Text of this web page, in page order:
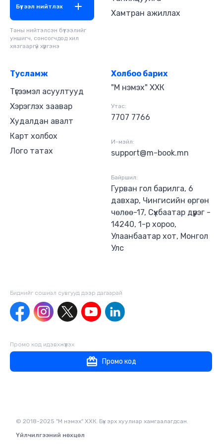
Бүтээл нийтлэх
Таны нийтэлсэн бүтээлийг
уншигч, сонсогчдод хил
хязгааргүй хүргэнэ
Хамтран ажиллах
Тусламж
Түгээмэл асуултууд
Хэрэглэх заавар
Худалдан авалт
Карт холбох
Лого татах
Холбоо барих
"М нэмэх" ХХК
Утас:
7707 7766
И-мэйл:
support@m-book.mn
Байршил:
Гурван гол барилга, 6
давхар, Чингисийн өргөн
чөлөө-17, Сүхбаатар дүүрэг -
14240, 1-р хороо,
Улаанбаатар хот, Монгол
Улс
Биднийг сошиал сувгууд дээр дагаaрай
Промо код идэвхжүүлэх
Промо код
© 2018-2025 "М нэмэх" ХХК. Бүх эрх хуулиар хамгаалагдсан.
Үйлчилгээний нөхцөл